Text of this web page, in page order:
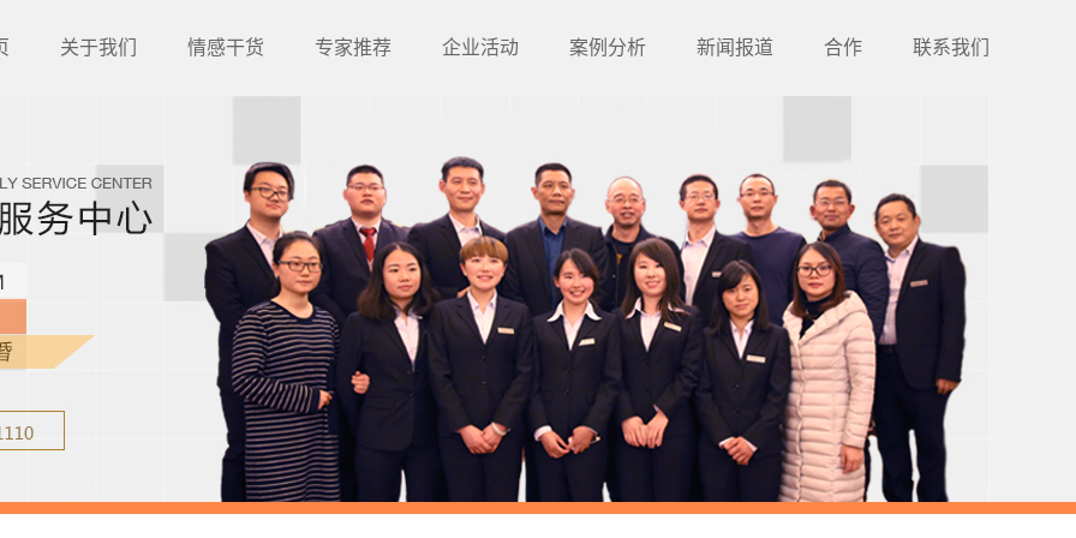
关于我们 情感干货 专家推荐 企业活动 案例分析 新闻报道 合作 联系我们